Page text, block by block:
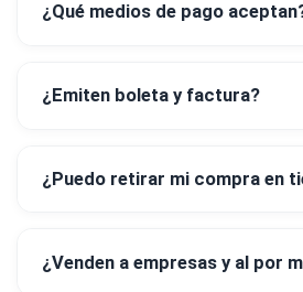
¿Qué medios de pago
¿Emiten boleta y factura?
¿Puedo retirar mi compra en
¿Venden a empresas y al por